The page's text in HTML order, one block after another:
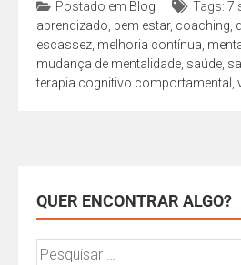
Postado em Blog Tags: 7
aprendizado bem estar, coaching
escassez melhoria contínua
mudança de mentalidade saúde
terapia cognitivo comportamental
QUER ENCONTRAR ALGO?